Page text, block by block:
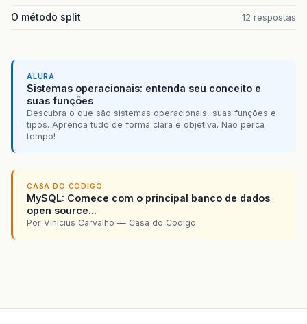
O método split 12 respostas
ALURA
Sistemas operacionais: entenda seu conceito e
suas funções
Descubra o que são sistemas operacionais, suas funções e
tipos. Aprenda tudo de forma clara e objetiva. Não perca
tempo!
CASA DO CODIGO
MySQL: Comece com o principal banco de dados
open source...
Por Vinicius Carvalho — Casa do Codigo